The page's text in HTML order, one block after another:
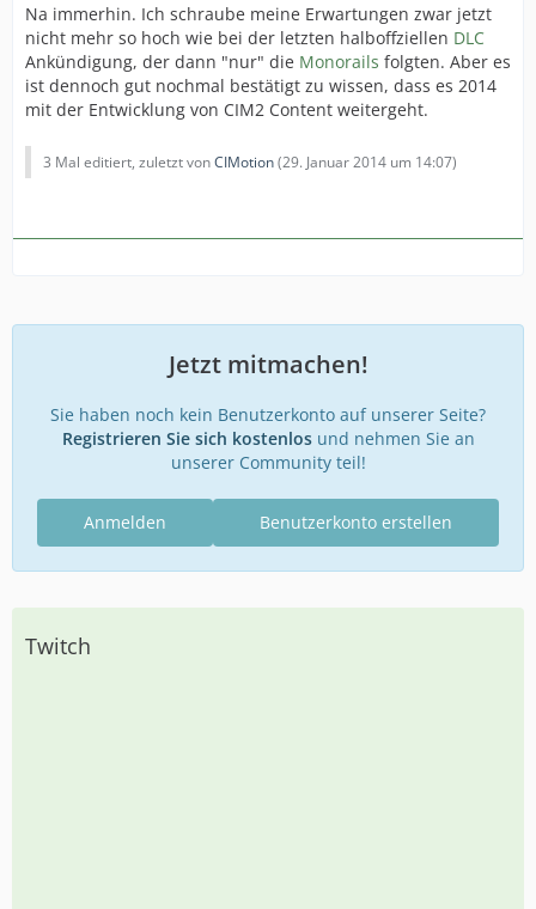
Na immerhin. Ich schraube meine Erwartungen zwar jetzt
nicht mehr so hoch wie bei der letzten halboffziellen DLC
Ankündigung, der dann "nur" die Monorails folgten. Aber es
ist dennoch gut nochmal bestätigt zu wissen, dass es 2014
mit der Entwicklung von CIM2 Content weitergeht.
3 Mal editiert, zuletzt vonCIMotion(29. Januar 2014 um 14:07)
Jetzt mitmachen!
Sie haben noch kein Benutzerkonto auf unserer Seite?
Registrieren Sie sich kostenlosund nehmen Sie an
unserer Community teil!
Benutzerkonto erstellen
Anmelden
Twitch